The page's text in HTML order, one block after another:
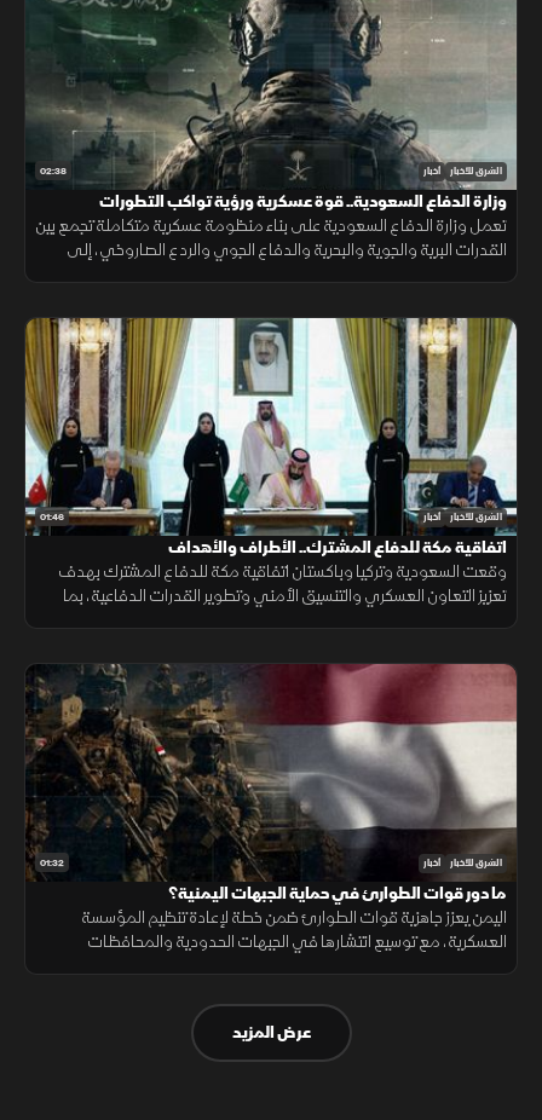
02:38 الشرق للأخبار أخبار
وزارة الدفاع السعودية.. قوة عسكرية ورؤية تواكب التطورات
تعمل وزارة الدفاع السعودية على بناء منظومة عسكرية متكاملة تجمع بين
القدرات البرية والجوية والبحرية والدفاع الجوي والردع الصاروخي، إلى
01:46 الشرق للأخبار أخبار
اتفاقية مكة للدفاع المشترك.. الأطراف والأهداف
وقعت السعودية وتركيا وباكستان اتفاقية مكة للدفاع المشترك بهدف
تعزيز التعاون العسكري والتنسيق الأمني وتطوير القدرات الدفاعية، بما
01:32 الشرق للأخبار أخبار
ما دور قوات الطوارئ في حماية الجبهات اليمنية؟
اليمن يعزز جاهزية قوات الطوارئ ضمن خطة لإعادة تنظيم المؤسسة
العسكرية، مع توسيع انتشارها في الجبهات الحدودية والمحافظات
عرض المزيد